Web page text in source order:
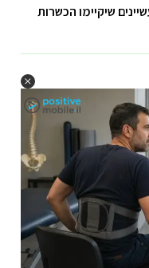
– לתעשיינים שיקיימו הכשרות